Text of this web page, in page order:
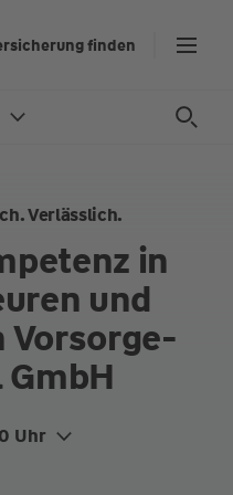
finden
Verlässlich.
in
und
Uhr